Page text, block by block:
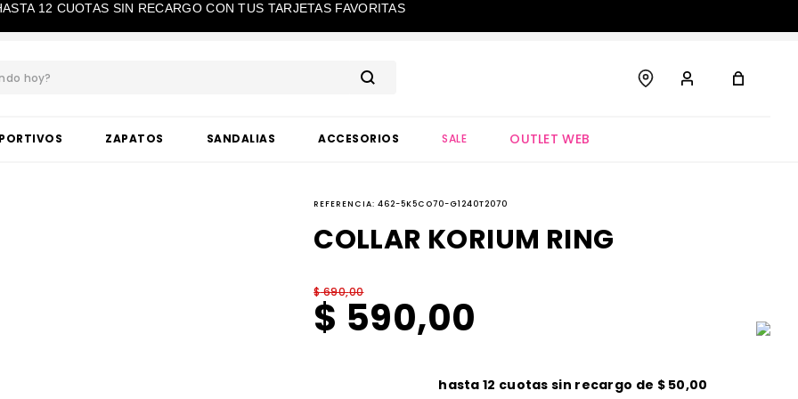
12 CUOTAS SIN RECARGO CON TUS TARJETAS FAVORITAS
ZAPATOS SANDALIAS ACCESORIOS SALE OUTLET WEB
REFERENCIA:462-5K5CO70-G1240T2070
COLLAR KORIUM RING
$ 690,00
$ 590,00
hasta12 cuotas sin recargo de $ 50,00